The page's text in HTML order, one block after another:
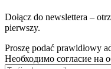
Dołącz do newslettera –
pierwszy.
Proszę podać prawidłowy
Необходимо согласие на